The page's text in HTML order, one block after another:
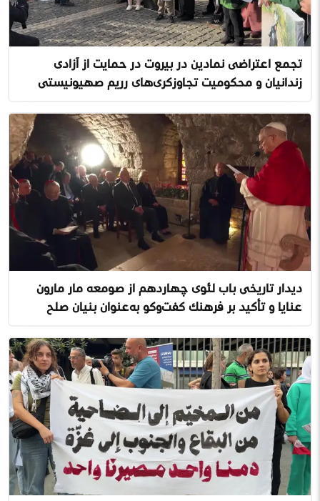
تجمع اعتراضی نمادین در بیروت در حمایت از آزادی
زندانیان و محکومیت تجاوزگری‌های رژیم صهیونیستی
دیدار تاریخی پاپ لئوی چهاردهم از صومعه مار مارون
عنایا و تأکید بر فرهنگ گفت‌وگو به‌عنوان بنیان صلح